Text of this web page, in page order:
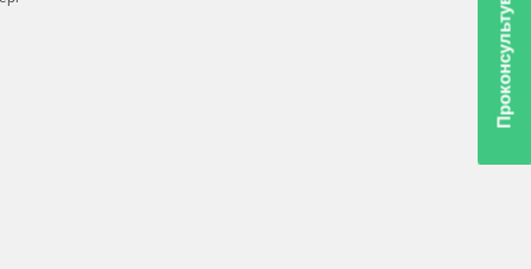
Проконсультуватися